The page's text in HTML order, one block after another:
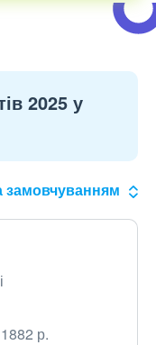
2025 у
замовчуванням
р.